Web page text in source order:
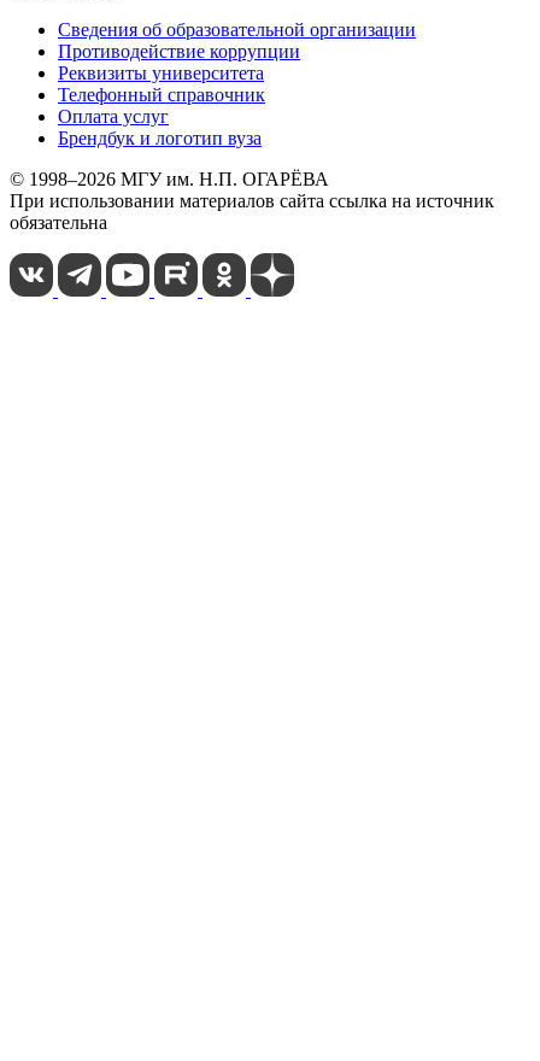
Сведения об образовательной организации
Противодействие коррупции
Реквизиты университета
Телефонный справочник
Оплата услуг
Брендбук и логотип вуза
© 1998–2026 МГУ им. Н.П. ОГАРЁВА
При использовании материалов сайта ссылка на источник
обязательна